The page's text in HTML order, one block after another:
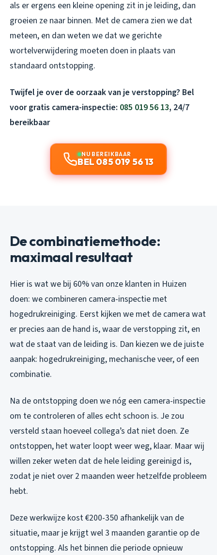
als er ergens een kleine opening zit in je leiding, dan
groeien ze naar binnen. Met de camera zien we dat
meteen, en dan weten we dat we gerichte
wortelverwijdering moeten doen in plaats van
standaard ontstopping.
Twijfel je over de oorzaak van je verstopping? Bel
voor gratis camera-inspectie: 085 019 56 13, 24/7
bereikbaar
NU BEREIKBAAR
BEL 085 019 56 13
De combinatiemethode:
maximaal resultaat
Hier is wat we bij 60% van onze klanten in Huizen
doen: we combineren camera-inspectie met
hogedrukreiniging. Eerst kijken we met de camera wat
er precies aan de hand is, waar de verstopping zit, en
wat de staat van de leiding is. Dan kiezen we de juiste
aanpak: hogedrukreiniging, mechanische veer, of een
combinatie.
Na de ontstopping doen we nóg een camera-inspectie
om te controleren of alles echt schoon is. Je zou
versteld staan hoeveel collega’s dat niet doen. Ze
ontstoppen, het water loopt weer weg, klaar. Maar wij
willen zeker weten dat de hele leiding gereinigd is,
zodat je niet over 2 maanden weer hetzelfde probleem
hebt.
Deze werkwijze kost €200-350 afhankelijk van de
situatie, maar je krijgt wel 3 maanden garantie op de
ontstopping. Als het binnen die periode opnieuw